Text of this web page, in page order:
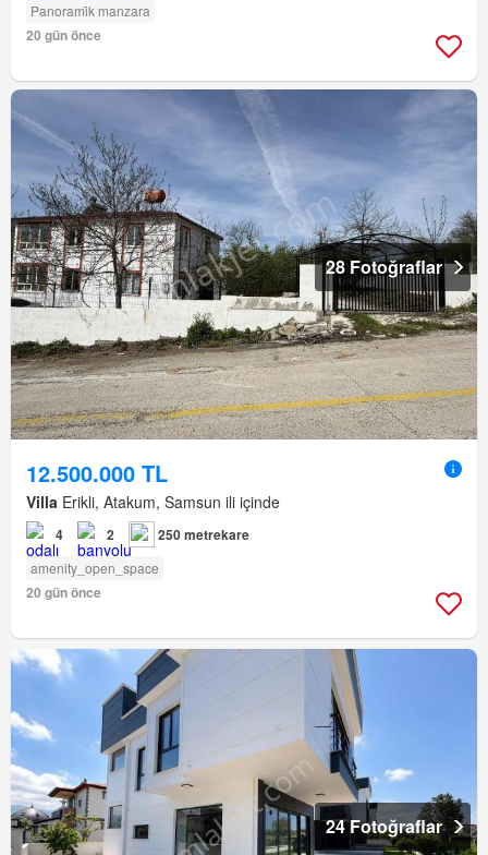
Panorami̇k manzara
20 gün önce
28 Fotoğraflar
12.500.000 TL
Villa Erikli, Atakum, Samsun ili içinde
4 2 250 metrekare
amenity_open_space
20 gün önce
24 Fotoğraflar